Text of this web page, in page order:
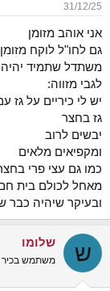
31/12/25
אני אוהב מזומן
גם לחו"ל לוקח מזומן
משתדל שתמיד יהיה
לגבי מזווה:
יש לי כיריים על גז עם
גז בחצר
יבשים לרוב
ומקפיאים מלאים
כמו גם עצי פרי
מאחל לכולם בית
ובעיקר שיהיה
ש שלומו
משתמש בכיר